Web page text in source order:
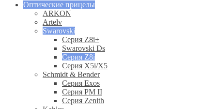
Оптические прицелы
ARKON
Artelv
Swarovski
Серия Z8i+
Swarovski Ds
Серия Z8i
Серия X5i/X5
Schmidt & Bender
Серия Exos
Серия PM II
Cерия Zenith